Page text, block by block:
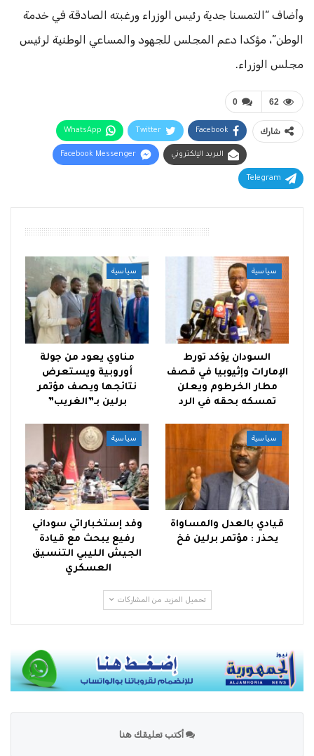
وأضاف “التمسنا جدية رئيس الوزراء ورغبته الصادقة في خدمة
الوطن”، مؤكدا دعم المجلس للجهود والمساعي الوطنية لرئيس
مجلس الوزراء.
0 62
شارك Facebook
Twitter
WhatsApp
البريد الإلكتروني Facebook Messenger
Telegram
سياسية
السودان يؤكد تورط
الإمارات وإثيوبيا في قصف
مطار الخرطوم ويعلن
تمسكه بحقه في الرد
سياسية
مناوي يعود من جولة
أوروبية ويستعرض
نتائجها ويصف مؤتمر
برلين بـ”الغريب”
سياسية
قيادي بالعدل والمساواة
يحذر : مؤتمر برلين فخ
سياسية
وفد إستخباراتي سوداني
رفيع يبحث مع قيادة
الجيش الليبي التنسيق
العسكري
تحميل المزيد من المشاركات
أكتب تعليقك هنا